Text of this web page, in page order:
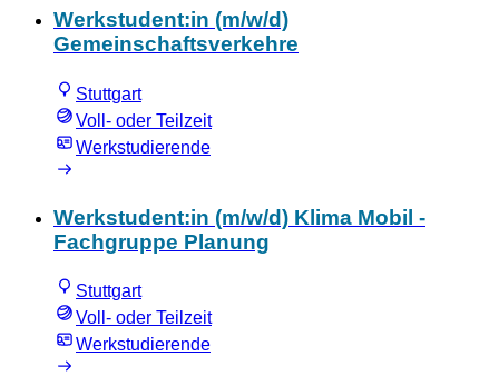
Werkstudent:in (m/w/d)
Gemeinschaftsverkehre
Stuttgart
Voll- oder Teilzeit
Werkstudierende
Werkstudent:in (m/w/d) Klima Mobil -
Fachgruppe Planung
Stuttgart
Voll- oder Teilzeit
Werkstudierende